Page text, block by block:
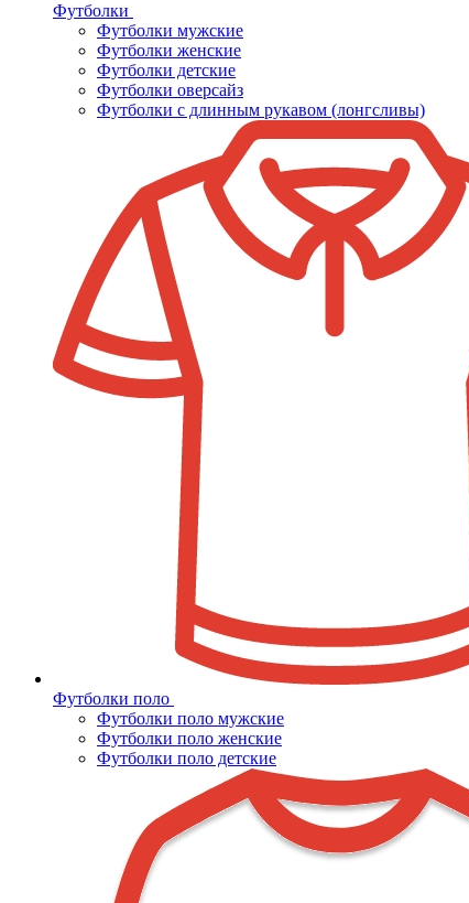
Футболки
Футболки мужские
Футболки женские
Футболки детские
Футболки оверсайз
Футболки с длинным рукавом (лонгсливы)
Футболки поло
Футболки поло мужские
Футболки поло женские
Футболки поло детские